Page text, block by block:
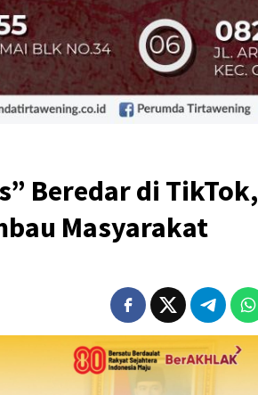
Beredar di TikTok,
Masyarakat